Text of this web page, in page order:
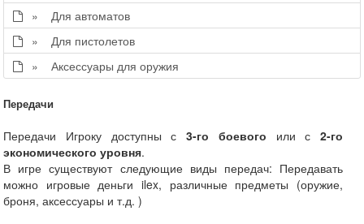
» Для автоматов
» Для пистолетов
» Аксессуары для оружия
Передачи
Передачи Игроку доступны с 3-го боевого или с 2-го
экономического уровня.
В игре существуют следующие виды передач: Передавать
можно игровые деньги ilex, различные предметы (оружие,
броня, аксессуары и т.д. )